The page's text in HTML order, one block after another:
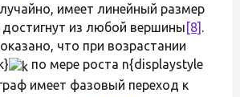
имеет линейный размер
из любой вершины [8] .
что при возрастании
по мере роста n{displaystyle
имеет фазовый переход к